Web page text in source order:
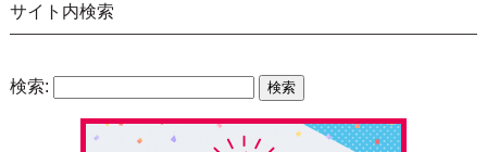
サイト内検索
検索: